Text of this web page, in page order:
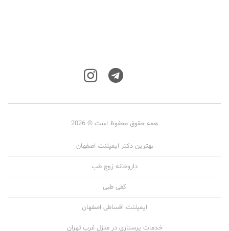
همه حقوق محفوظ است © 2026
بهترین دکتر ایمپلنت اصفهان
داروخانه زوج طب
کفی طبی
ایمپلنت اقساطی اصفهان
خدمات پرستاری در منزل غرب تهران